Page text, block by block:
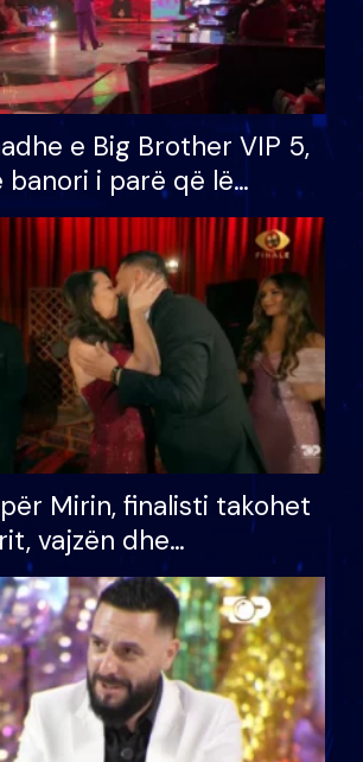
e Big Brother VIP 5,
banori i parë që lë
humb mundësinë për
e madh
Mirin, finalisti takohet
vajzën dhe
S’kemi ndonjë letër
jo?